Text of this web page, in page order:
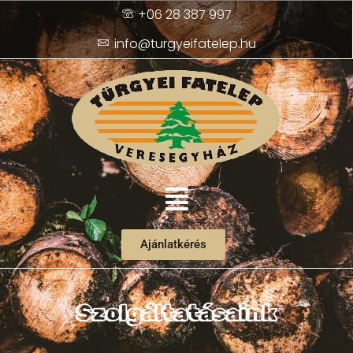
+06 28 387 997
info@turgyeifatelep.hu
Ajánlatkérés
Szolgáltatásaink